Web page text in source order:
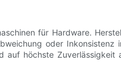
für Hardware.
oder
höchste